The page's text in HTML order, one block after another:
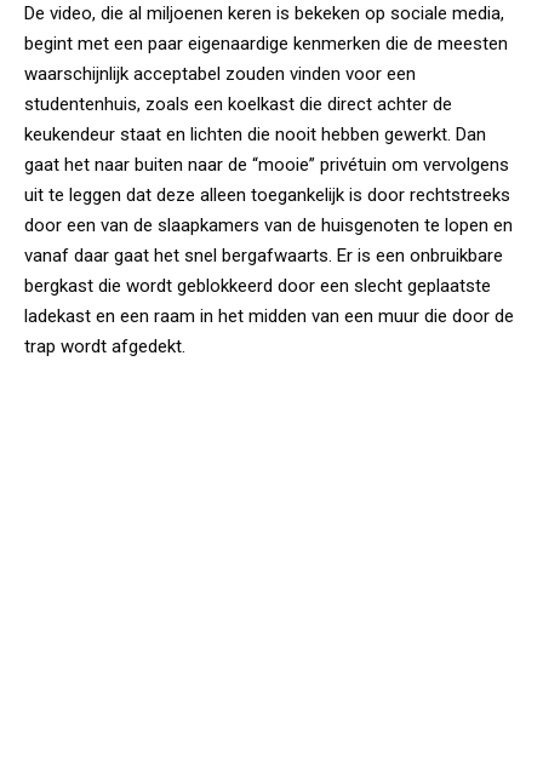
De video, die al miljoenen keren is bekeken op sociale media,
begint met een paar eigenaardige kenmerken die de meesten
waarschijnlijk acceptabel zouden vinden voor een
studentenhuis, zoals een koelkast die direct achter de
keukendeur staat en lichten die nooit hebben gewerkt. Dan
gaat het naar buiten naar de “mooie” privétuin om vervolgens
uit te leggen dat deze alleen toegankelijk is door rechtstreeks
door een van de slaapkamers van de huisgenoten te lopen en
vanaf daar gaat het snel bergafwaarts. Er is een onbruikbare
bergkast die wordt geblokkeerd door een slecht geplaatste
ladekast en een raam in het midden van een muur die door de
trap wordt afgedekt.